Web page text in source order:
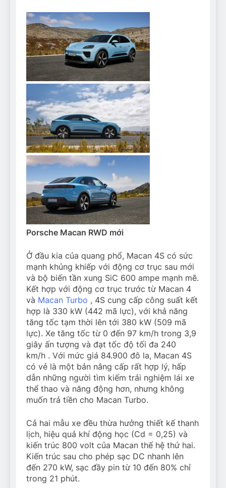
Porsche Macan RWD mới
Ở đầu kia của quang phổ, Macan 4S có sức
mạnh khủng khiếp với động cơ trục sau mới
và bộ biến tần xung SiC 600 ampe mạnh mẽ.
Kết hợp với động cơ trục trước từ Macan 4
và Macan Turbo , 4S cung cấp công suất kết
hợp là 330 kW (442 mã lực), với khả năng
tăng tốc tạm thời lên tới 380 kW (509 mã
lực). Xe tăng tốc từ 0 đến 97 km/h trong 3,9
giây ấn tượng và đạt tốc độ tối đa 240
km/h . Với mức giá 84.900 đô la, Macan 4S
có vẻ là một bản nâng cấp rất hợp lý, hấp
dẫn những người tìm kiếm trải nghiệm lái xe
thể thao và năng động hơn, nhưng không
muốn trả tiền cho Macan Turbo.
Cả hai mẫu xe đều thừa hưởng thiết kế thanh
lịch, hiệu quả khí động học (Cd = 0,25) và
kiến ​​trúc 800 volt của Macan thế hệ thứ hai.
Kiến trúc sau cho phép sạc DC nhanh lên
đến 270 kW, sạc đầy pin từ 10 đến 80% chỉ
trong 21 phút.